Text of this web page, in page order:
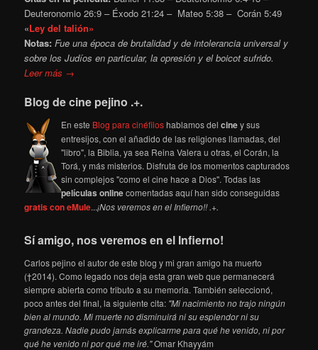
Deuteronomio 26:9 – Éxodo 21:24 – Mateo 5:38 – Corán 5:49
«Ley del talión»
Notas: Fue una época de brutalidad y de intolerancia universal y
sobre los Judíos en particular, la opresión y el boicot sufrido.
Leer más →
Blog de cine pejino .+.
En este Blog para cinéfiloshablamos delciney sus
entresijos, con el añadido de las religiones llamadas, del
"libro", la Biblia, ya sea Reina Valera u otras, el Corán, la
Torá, y más misterios. Disfruta de los momentos capturados
sin complejos "como el cine hace a Dios". Todas las
películas onlinecomentadas aquí han sido conseguidas
gratis con eMule...¡Nos veremos en el Infierno!! .+.
Sí amigo, nos veremos en el Infierno!
Carlos pejino el autor de este blog y mi gran amigo ha muerto
(†2014). Como legado nos deja esta gran web que permanecerá
siempre abierta como tributo a su memoria. También seleccionó,
poco antes del final, la siguiente cita: "Mi nacimiento no trajo ningún
bien al mundo. Mi muerte no disminuirá ni su esplendor ni su
grandeza. Nadie pudo jamás explicarme para qué he venido, ni por
qué he venido ni por qué me iré."Omar Khayyám